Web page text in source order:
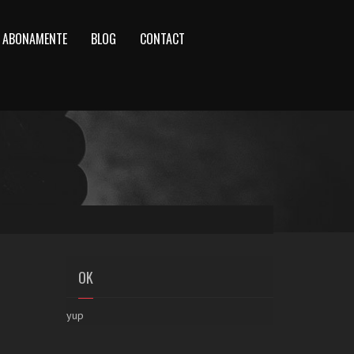
ABONAMENTE BLOG CONTACT
OK
yup